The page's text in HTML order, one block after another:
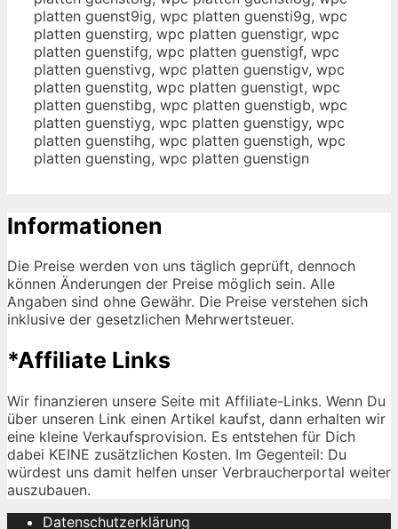
platten guenst9ig, wpc platten guensti9g, wpc
platten guenstirg, wpc platten guenstigr, wpc
platten guenstifg, wpc platten guenstigf, wpc
platten guenstivg, wpc platten guenstigv, wpc
platten guenstitg, wpc platten guenstigt, wpc
platten guenstibg, wpc platten guenstigb, wpc
platten guenstiyg, wpc platten guenstigy, wpc
platten guenstihg, wpc platten guenstigh, wpc
platten guensting, wpc platten guenstign
Informationen
Die Preise werden von uns täglich geprüft, dennoch
können Änderungen der Preise möglich sein. Alle
Angaben sind ohne Gewähr. Die Preise verstehen sich
inklusive der gesetzlichen Mehrwertsteuer.
*Affiliate Links
Wir finanzieren unsere Seite mit Affiliate-Links. Wenn Du
über unseren Link einen Artikel kaufst, dann erhalten wir
eine kleine Verkaufsprovision. Es entstehen für Dich
dabei KEINE zusätzlichen Kosten. Im Gegenteil: Du
würdest uns damit helfen unser Verbraucherportal weiter
auszubauen.
Datenschutzerklärung